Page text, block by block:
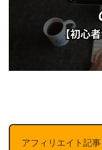
アフィリエイト記